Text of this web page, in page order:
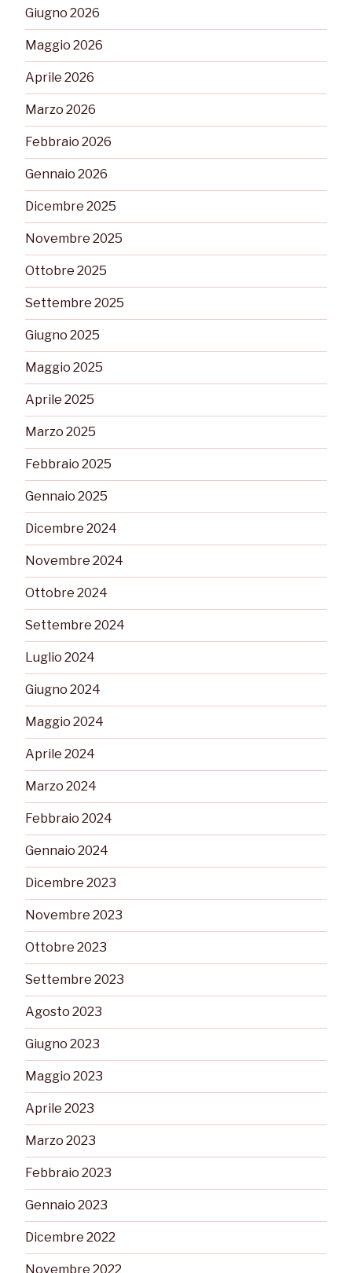
Giugno 2026
Maggio 2026
Aprile 2026
Marzo 2026
Febbraio 2026
Gennaio 2026
Dicembre 2025
Novembre 2025
Ottobre 2025
Settembre 2025
Giugno 2025
Maggio 2025
Aprile 2025
Marzo 2025
Febbraio 2025
Gennaio 2025
Dicembre 2024
Novembre 2024
Ottobre 2024
Settembre 2024
Luglio 2024
Giugno 2024
Maggio 2024
Aprile 2024
Marzo 2024
Febbraio 2024
Gennaio 2024
Dicembre 2023
Novembre 2023
Ottobre 2023
Settembre 2023
Agosto 2023
Giugno 2023
Maggio 2023
Aprile 2023
Marzo 2023
Febbraio 2023
Gennaio 2023
Dicembre 2022
Novembre 2022